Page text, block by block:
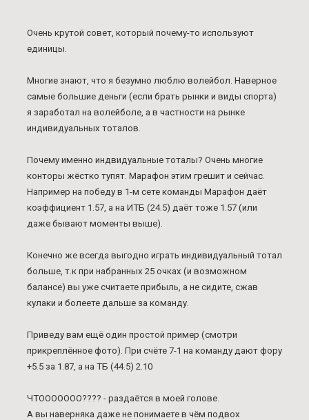
Очень крутой совет, который почему-то используют
единицы.
Многие знают, что я безумно люблю волейбол. Наверное
самые большие деньги (если брать рынки и виды спорта)
я заработал на волейболе, а в частности на рынке
индивидуальных тоталов.
Почему именно индвидуальные тоталы? Очень многие
конторы жёстко тупят. Марафон этим грешит и сейчас.
Например на победу в 1-м сете команды Марафон даёт
коэффициент 1.57, а на ИТБ (24.5) даёт тоже 1.57 (или
даже бывают моменты выше).
Конечно же всегда выгодно играть индивидуальный тотал
больше, т.к при набранных 25 очках (и возможном
балансе) вы уже считаете прибыль, а не сидите, сжав
кулаки и болеете дальше за команду.
Приведу вам ещё один простой пример (смотри
прикреплённое фото). При счёте 7-1 на команду дают фору
+5.5 за 1.87, а на ТБ (44.5) 2.10
ЧТООООООО???? - раздаётся в моей голове.
А вы наверняка даже не понимаете в чём подвох